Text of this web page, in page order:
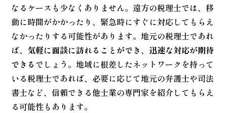
なるケースも少なくありません。遠方の税理士では、移
動に時間がかかったり、緊急時にすぐに対応してもらえ
なかったりする可能性があります。地元の税理士であれ
ば、 気軽に面談に訪れることができ、迅速な対応が期待
できる でしょう。地域に根差したネットワークを持って
いる税理士であれば、必要に応じて地元の弁護士や司法
書士など、信頼できる他士業の専門家を紹介してもらえ
る可能性もあります。